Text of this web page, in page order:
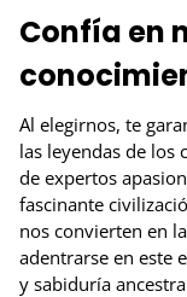
Confía en
Al elegirnos, te
las leyendas de los
de expertos
fascinante
nos convierten en
adentrarse en este
y sabiduría